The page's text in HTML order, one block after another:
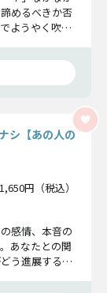
めるべきか否
ようやく吹っ
シ【あの人の
円（税込）
感情、本音の
あなたとの関
う進展するの